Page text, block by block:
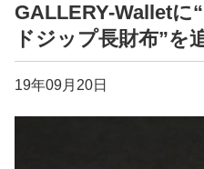
GALLERY-Wallet
ドジップ長財布”を
19年09月20日